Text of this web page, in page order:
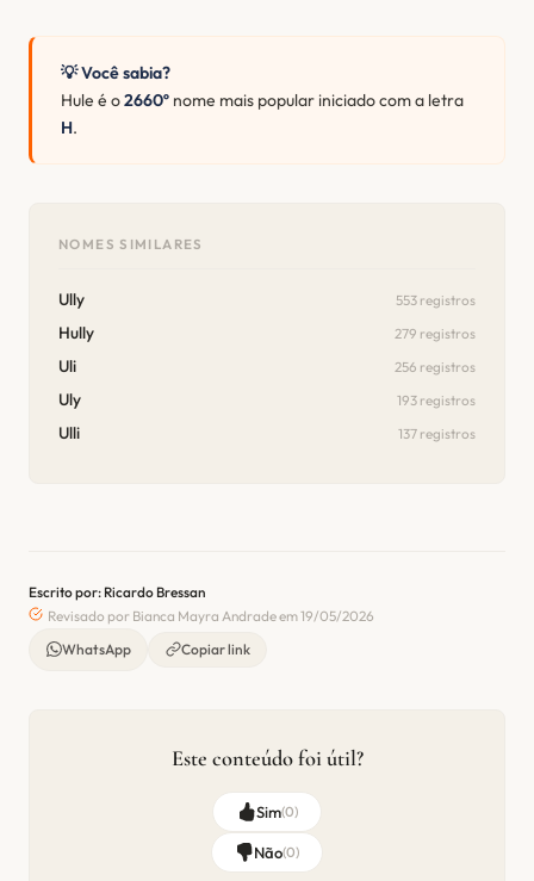
💡 Você sabia?
Hule é o2660º nome mais popular iniciado com a letra
H.
NOMES SIMILARES
Ully 553 registros
Hully 279 registros
Uli 256 registros
Uly 193 registros
Ulli 137 registros
Escrito por: Ricardo Bressan
Revisado por Bianca Mayra Andrade em 19/05/2026
WhatsApp
Copiar link
Este conteúdo foi útil?
Sim(0)
Não(0)